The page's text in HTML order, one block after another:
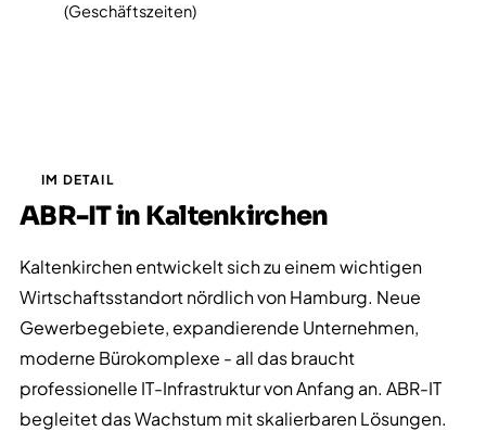
(Geschäftszeiten)
IM DETAIL
ABR-IT in Kaltenkirchen
Kaltenkirchen entwickelt sich zu einem wichtigen
Wirtschaftsstandort nördlich von Hamburg. Neue
Gewerbegebiete, expandierende Unternehmen,
moderne Bürokomplexe - all das braucht
professionelle IT-Infrastruktur von Anfang an. ABR-IT
begleitet das Wachstum mit skalierbaren Lösungen.